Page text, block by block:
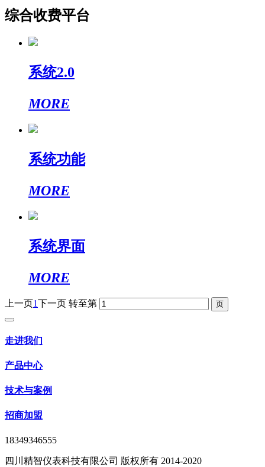
综合收费平台
系统2.0
MORE
系统功能
MORE
系统界面
MORE
上一页1下一页 转至第
走进我们
产品中心
技术与案例
招商加盟
18349346555
四川精智仪表科技有限公司 版权所有 2014-2020